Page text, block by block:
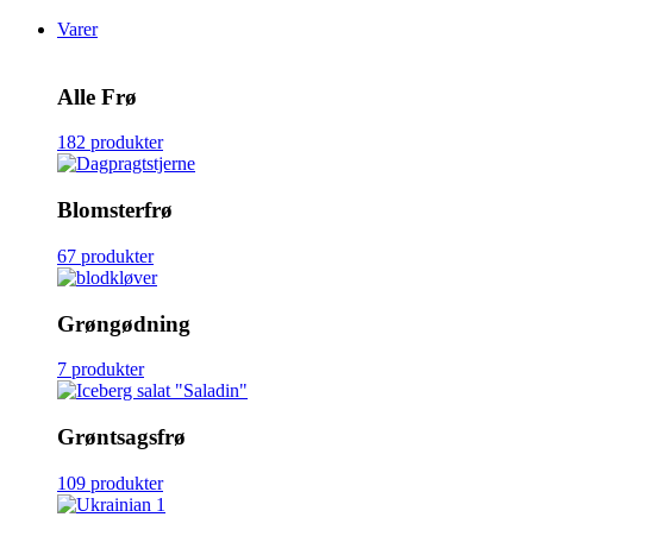
Varer
Alle Frø
182 produkter
Blomsterfrø
67 produkter
Grøngødning
7 produkter
Grøntsagsfrø
109 produkter